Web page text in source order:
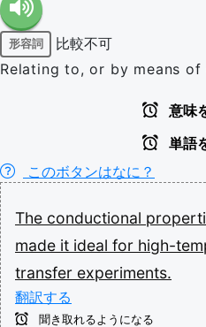
形容詞
比較不可
Relating to, or by means
意味
単語
このボタンはなに？
The conductional
made it ideal for high-
transfer experiments.
翻訳する
聞き取れるようになる